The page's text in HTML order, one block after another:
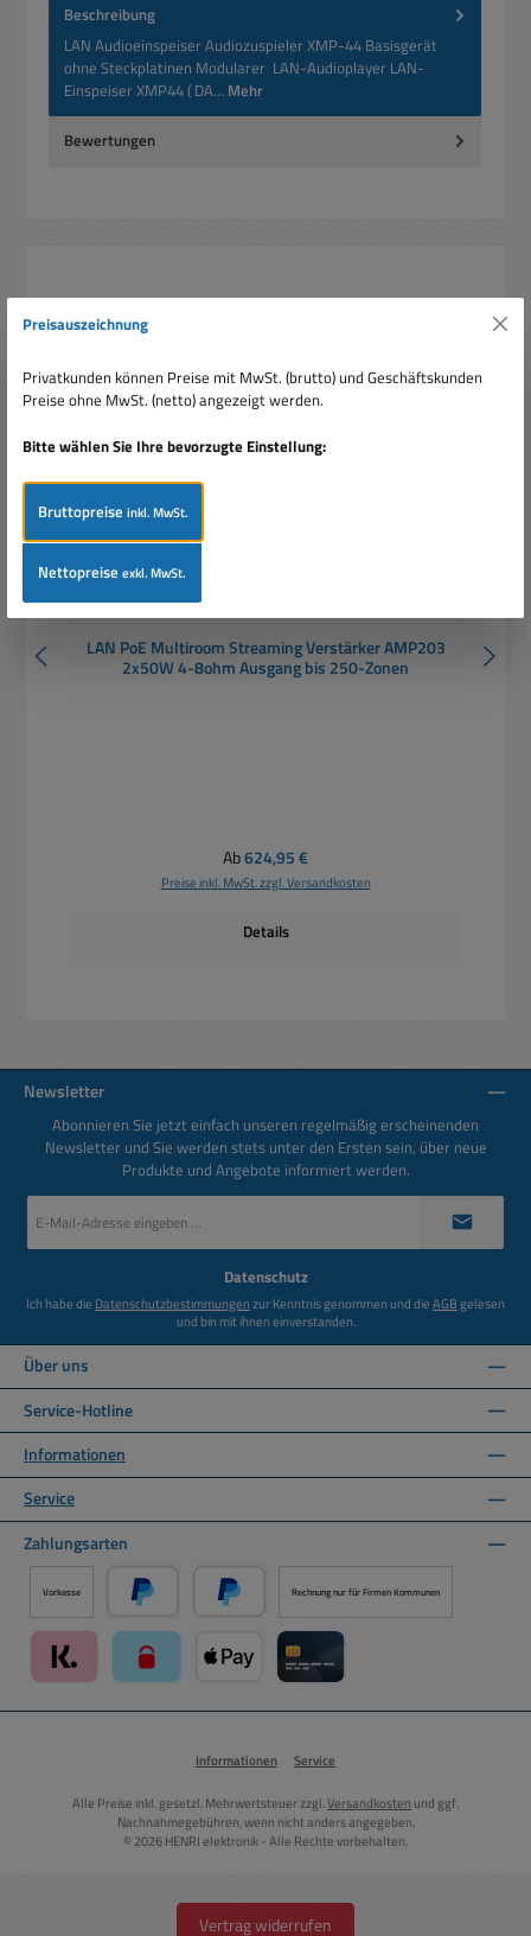
Beschreibung
LAN Audioeinspeiser Audiozuspieler XMP-44 Basisgerät
ohne Steckplatinen Modularer LAN-Audioplayer LAN-
Einspeiser XMP44 ( DA… Mehr
Bewertungen
Produktgalerie überspringen
Zubehör
LAN PoE Multiroom Streaming Verstärker AMP203
2x50W 4-8ohm Ausgang bis 250-Zonen
Regulärer Preis:
Ab624,95 €
Preise inkl. MwSt. zzgl. Versandkosten
Details
Newsletter
Abonnieren Sie jetzt einfach unseren regelmäßig erscheinenden
Newsletter und Sie werden stets unter den Ersten sein, über neue
Produkte und Angebote informiert werden.
Mail-
Datenschutz
Ich habe die Datenschutzbestimmungenzur Kenntnis genommen und dieAGBgelesen
und bin mit ihnen einverstanden.
Über uns
Service-Hotline
Informationen
Service
Zahlungsarten
Vorkasse
PayPal Später Bezahlen über PayPal
Rechnung nur für Firmen Kommunen
Informationen Service
Alle Preise inkl. gesetzl. Mehrwertsteuer zzgl.Versandkosten und ggf.
Nachnahmegebühren, wenn nicht anders angegeben.
© 2026 HENRI elektronik - Alle Rechte vorbehalten.
Vertrag widerrufen
Preisauszeichnung
Privatkunden können Preise mit MwSt. (brutto) und Geschäftskunden
Preise ohne MwSt. (netto) angezeigt werden.
Bitte wählen Sie Ihre bevorzugte Einstellung:
Bruttopreiseinkl. MwSt.
Nettopreiseexkl. MwSt.